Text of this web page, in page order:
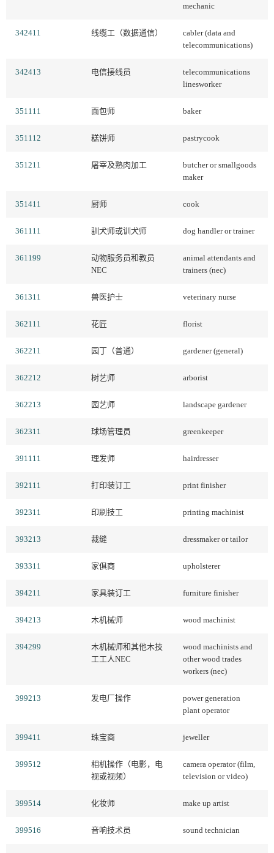
mechanic
342411 线缆工（数据通信）
cabler (data and
telecommunications)
342413 电信接线员
telecommunications
linesworker
351111 面包师 baker
351112 糕饼师 pastrycook
351211 屠宰及熟肉加工
butcher or smallgoods
maker
351411 厨师 cook
361111 驯犬师或训犬师 dog handler or trainer
361199
动物服务员和教员
NEC
animal attendants and
trainers (nec)
361311 兽医护士 veterinary nurse
362111 花匠 florist
362211 园丁（普通） gardener (general)
362212 树艺师 arborist
362213 园艺师 landscape gardener
362311 球场管理员 greenkeeper
391111 理发师 hairdresser
392111 打印装订工 print finisher
392311 印刷技工 printing machinist
393213 裁缝 dressmaker or tailor
393311 家俱商 upholsterer
394211 家具装订工 furniture finisher
394213 木机械师 wood machinist
394299
木机械师和其他木技
工工人NEC
wood machinists and
other wood trades
workers (nec)
399213 发电厂操作
power generation
plant operator
399411 珠宝商 jeweller
399512
相机操作（电影，电
视或视频）
camera operator (film,
television or video)
399514 化妆师 make up artist
399516 音响技术员 sound technician